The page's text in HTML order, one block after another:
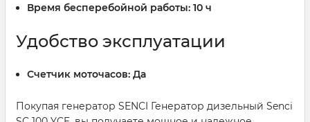
Время бесперебойной работы: 10 ч
Удобство эксплуатации
Счетчик моточасов: Да
Покупая генератор SENCI Генератор дизельный Senci